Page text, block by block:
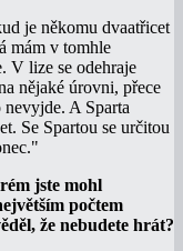
je někomu dvaatřicet
mám v tomhle
V lize se odehraje
nějaké úrovni, přece
A Sparta
Se Spartou se určitou
jste mohl
počtem
že nebudete hrát?